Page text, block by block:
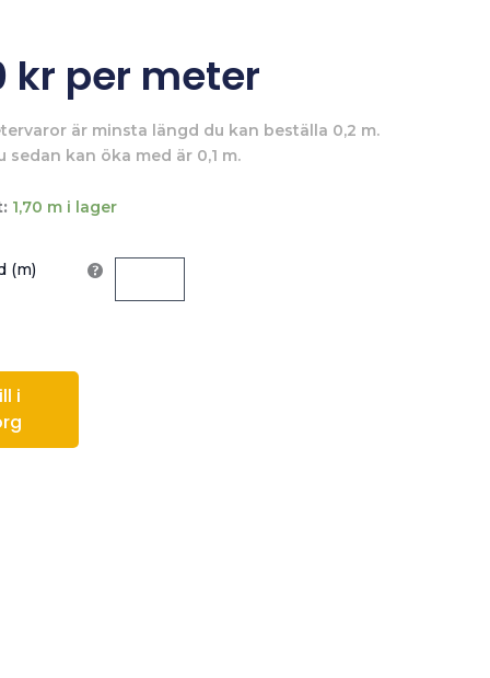
kr per meter
är minsta längd du kan beställa 0,2 m.
sedan kan öka med är 0,1 m.
1,70 m i lager
(m)
i